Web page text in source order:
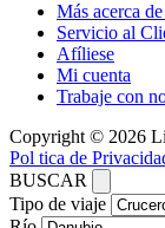
Más acerca
Servicio al
Afíliese
Mi cuenta
Trabaje con
Copyright © 2026
Pol tica de
BUSCAR
Tipo de viaje